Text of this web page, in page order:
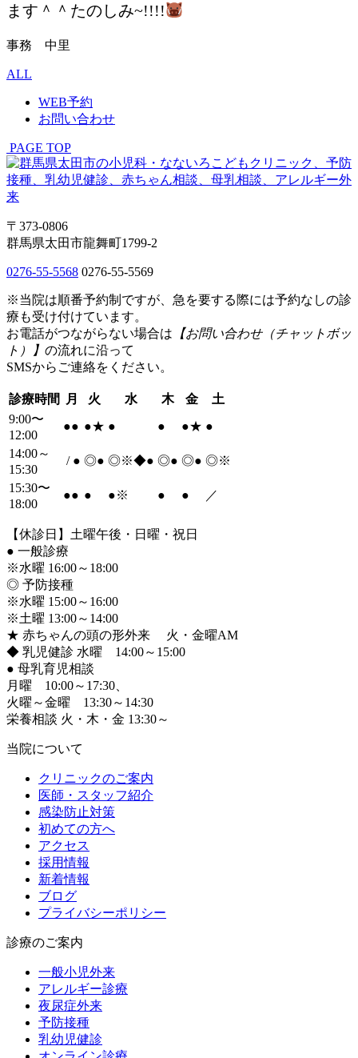
ます＾＾たのしみ~!!!!
事務 中里
ALL
WEB予約
お問い合わせ
PAGE TOP
〒373-0806
群馬県太田市龍舞町1799-2
0276-55-5568 0276-55-5569
※当院は順番予約制ですが、急を要する際には予約なしの診
療も受け付けています。
お電話がつながらない場合は 【お問い合わせ（チャットボッ
ト）】 の流れに沿って
SMSからご連絡をください。
診療時間 月 火 水 木 金
土
9:00〜
12:00
●● ●★ ● ● ●★ ●
14:00～
15:30
/ ● ◎● ◎※◆● ◎● ◎● ◎※
15:30〜
18:00
●● ● ●※ ● ● ／
【休診日】土曜午後・日曜・祝日
● 一般診療
※水曜 16:00～18:00
◎ 予防接種
※水曜 15:00～16:00
※土曜 13:00～14:00
★ 赤ちゃんの頭の形外来 火・金曜AM
◆ 乳児健診 水曜 14:00～15:00
● 母乳育児相談
月曜 10:00～17:30、
火曜～金曜 13:30～14:30
栄養相談 火・木・金 13:30～
当院について
クリニックのご案内
医師・スタッフ紹介
感染防止対策
初めての方へ
アクセス
採用情報
新着情報
ブログ
プライバシーポリシー
診療のご案内
一般小児外来
アレルギー診療
夜尿症外来
予防接種
乳幼児健診